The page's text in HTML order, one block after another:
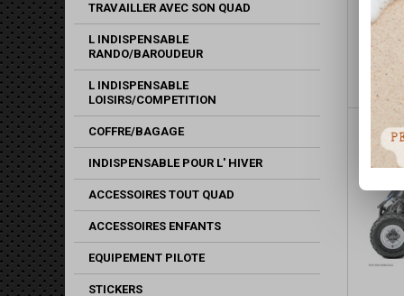
TRAVAILLER AVEC SON QUAD
L INDISPENSABLE
RANDO/BAROUDEUR
L INDISPENSABLE
LOISIRS/COMPETITION
COFFRE/BAGAGE
INDISPENSABLE POUR L' HIVER
ACCESSOIRES TOUT QUAD
ACCESSOIRES ENFANTS
EQUIPEMENT PILOTE
STICKERS
KIT
DARK